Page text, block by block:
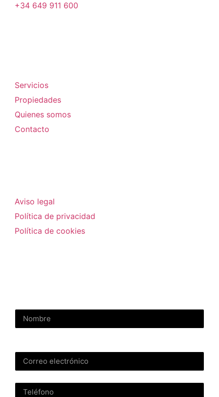
+34 649 911 600
Servicios
Propiedades
Quienes somos
Contacto
Aviso legal
Política de privacidad
Política de cookies